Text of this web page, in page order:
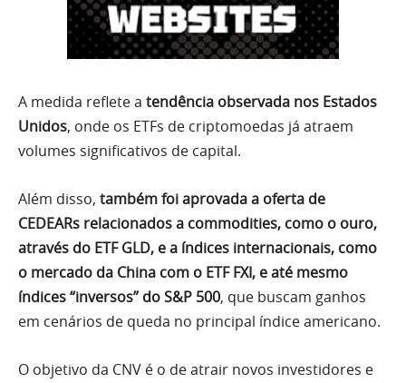
A medida reflete a tendência observada nos Estados
Unidos, onde os ETFs de criptomoedas já atraem
volumes significativos de capital.
Além disso, também foi aprovada a oferta de
CEDEARs relacionados a commodities, como o ouro,
através do ETF GLD, e a índices internacionais, como
o mercado da China com o ETF FXI, e até mesmo
índices “inversos” do S&P 500, que buscam ganhos
em cenários de queda no principal índice americano.
O objetivo da CNV é o de atrair novos investidores e